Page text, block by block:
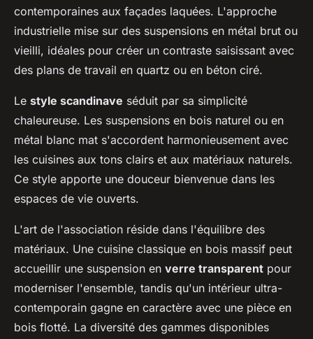
contemporaines aux façades laquées. L'approche
industrielle mise sur des suspensions en métal brut ou
vieilli, idéales pour créer un contraste saisissant avec
des plans de travail en quartz ou en béton ciré.
Le style scandinave séduit par sa simplicité
chaleureuse. Les suspensions en bois naturel ou en
métal blanc mat s'accordent harmonieusement avec
les cuisines aux tons clairs et aux matériaux naturels.
Ce style apporte une douceur bienvenue dans les
espaces de vie ouverts.
L'art de l'association réside dans l'équilibre des
matériaux. Une cuisine classique en bois massif peut
accueillir une suspension en verre transparent pour
moderniser l'ensemble, tandis qu'un intérieur ultra-
contemporain gagne en caractère avec une pièce en
bois flotté. La diversité des gammes disponibles